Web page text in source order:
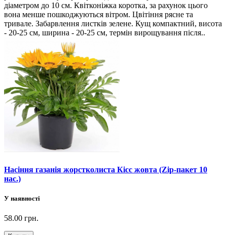
діаметром до 10 см. Квітконіжка коротка, за рахунок цього
вона менше пошкоджуються вітром. Цвітіння рясне та
тривале. Забарвлення листків зелене. Кущ компактний, висота
- 20-25 см, ширина - 20-25 см, термін вирощування після..
Насіння газанія жорстколиста Кісс жовта (Zip-пакет 10
нас.)
У наявності
58.00 грн.